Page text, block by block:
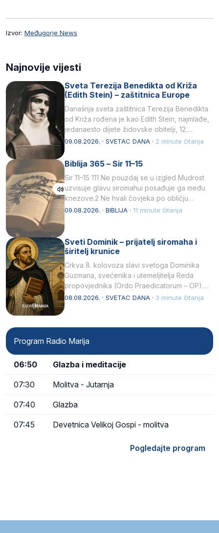
Izvor: Međugorje News
Najnovije vijesti
Sveta Terezija Benedikta od Križa
(Edith Stein) – zaštitnica Europe
Današnja sveta zaštitnica Terezija Benedikta
od Križa rođena je kao Edith Stein, najmlađe,
jedanaesto dijete židovske obitelji, 12.
listopada 1891, u Wrocławu…
09.08.2026. · SVETAC DANA · 2 minute čitanja
Biblija 365 – Sir 11–15
Sir 11–15 111 Ne pouzdaj se u izgled Mudrost
uzvisuje glavu siromahui posađuje ga među
knezove.2 Ne hvali čovjeka po obličju
njegovui…
09.08.2026. · BIBLIJA · 11 minute čitanja
Sveti Dominik – prijatelj siromaha i
širitelj krunice
Crkva 8. kolovoza slavi svetoga Dominika
Guzmana, svećenika i utemeljitelja Reda
propovjednika (Ordo Praedicatorum – OP).
Svojim životom, dubokom ljubavlju prema
08.08.2026. · SVETAC DANA · 3 minute čitanja
Program Radio Marija
06:50 Glazba i meditacije
07:30 Molitva - Jutarnja
07:40 Glazba
07:45 Devetnica Velikoj Gospi - molitva
Pogledajte program